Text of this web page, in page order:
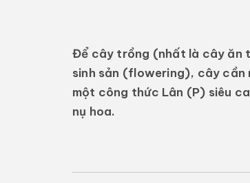
Để cây trồng (nhất là cây ăn
sinh sản (flowering), cây cần
một công thức Lân (P) siêu
nụ hoa.